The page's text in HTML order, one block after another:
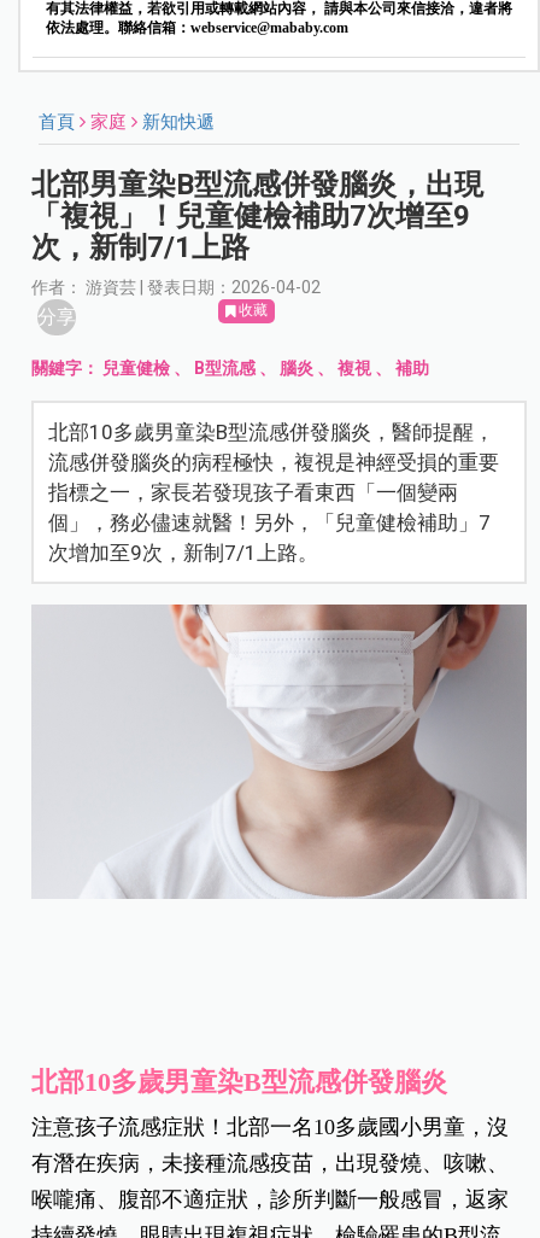
有其法律權益，若欲引用或轉載網站內容， 請與本公司來信接洽，違者將
依法處理。聯絡信箱： webservice@mababy.com
首頁 家庭 新知快遞
北部男童染B型流感併發腦炎，出現
「複視」！兒童健檢補助7次增至9
次，新制7/1上路
作者： 游資芸 | 發表日期：2026-04-02
分享 收藏
關鍵字： 兒童健檢 、 B型流感 、 腦炎 、複視 、補助
北部10多歲男童染B型流感併發腦炎，醫師提醒，
流感併發腦炎的病程極快，複視是神經受損的重要
指標之一，家長若發現孩子看東西「一個變兩
個」，務必儘速就醫！另外，「兒童健檢補助」7
次增加至9次，新制7/1上路。
北部10多歲男童染B型流感併發腦炎
注意孩子流感症狀！北部一名10多歲國小男童，沒
有潛在疾病，未接種流感疫苗，出現發燒、咳嗽、
喉嚨痛、腹部不適症狀，診所判斷一般感冒，返家